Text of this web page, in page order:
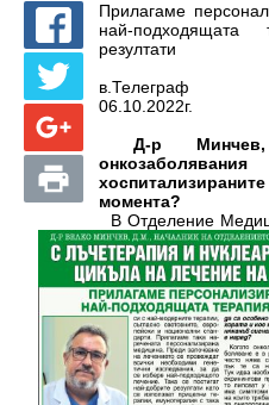
Прилагаме
най-
резултати
в.Телеграф
06.10.2022г.
Д-р Минчев,
момента?
В Отделение